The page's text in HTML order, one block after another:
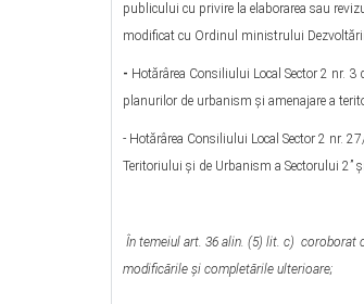
publicului cu privire la elaborarea sau
modificat cu Ordinul ministrului
- Hotărârea Consiliului Local Sector 2 nr.
planurilor de urbanism şi amenajare a
- Hotărârea Consiliului Local Sector 2 nr.
Teritoriului şi de Urbanism a Sectorului 2”
În temeiul art. 36 alin. (5) lit. c) coroborat
modificările şi completările ulterioare;